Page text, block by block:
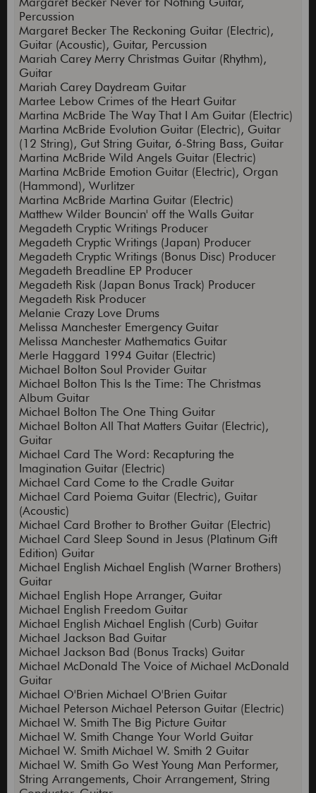
Percussion
Margaret Becker The Reckoning Guitar (Electric),
Guitar (Acoustic), Guitar, Percussion
Mariah Carey Merry Christmas Guitar (Rhythm),
Guitar
Mariah Carey Daydream Guitar
Martee Lebow Crimes of the Heart Guitar
Martina McBride The Way That I Am Guitar (Electric)
Martina McBride Evolution Guitar (Electric), Guitar
(12 String), Gut String Guitar, 6-String Bass, Guitar
Martina McBride Wild Angels Guitar (Electric)
Martina McBride Emotion Guitar (Electric), Organ
(Hammond), Wurlitzer
Martina McBride Martina Guitar (Electric)
Matthew Wilder Bouncin' off the Walls Guitar
Megadeth Cryptic Writings Producer
Megadeth Cryptic Writings (Japan) Producer
Megadeth Cryptic Writings (Bonus Disc) Producer
Megadeth Breadline EP Producer
Megadeth Risk (Japan Bonus Track) Producer
Megadeth Risk Producer
Melanie Crazy Love Drums
Melissa Manchester Emergency Guitar
Melissa Manchester Mathematics Guitar
Merle Haggard 1994 Guitar (Electric)
Michael Bolton Soul Provider Guitar
Michael Bolton This Is the Time: The Christmas
Album Guitar
Michael Bolton The One Thing Guitar
Michael Bolton All That Matters Guitar (Electric),
Guitar
Michael Card The Word: Recapturing the
Imagination Guitar (Electric)
Michael Card Come to the Cradle Guitar
Michael Card Poiema Guitar (Electric), Guitar
(Acoustic)
Michael Card Brother to Brother Guitar (Electric)
Michael Card Sleep Sound in Jesus (Platinum Gift
Edition) Guitar
Michael English Michael English (Warner Brothers)
Guitar
Michael English Hope Arranger, Guitar
Michael English Freedom Guitar
Michael English Michael English (Curb) Guitar
Michael Jackson Bad Guitar
Michael Jackson Bad (Bonus Tracks) Guitar
Michael McDonald The Voice of Michael McDonald
Guitar
Michael O'Brien Michael O'Brien Guitar
Michael Peterson Michael Peterson Guitar (Electric)
Michael W. Smith The Big Picture Guitar
Michael W. Smith Change Your World Guitar
Michael W. Smith Michael W. Smith 2 Guitar
Michael W. Smith Go West Young Man Performer,
String Arrangements, Choir Arrangement, String